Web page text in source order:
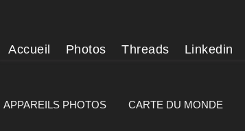
Accueil Photos Threads Linkedin
APPAREILS PHOTOS CARTE DU MONDE